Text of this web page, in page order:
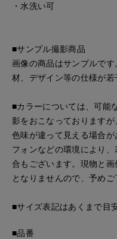
・水洗い可
■サンプル撮影商品
画像の商品はサンプルで
材、デザイン等の仕様が若
■カラーについては、可能
影をおこなっております
色味が違って見える場合
フォンなどの環境により
合もございます。現物と
となりませんので、予めご
■サイズ表記はあくまで目
■品番